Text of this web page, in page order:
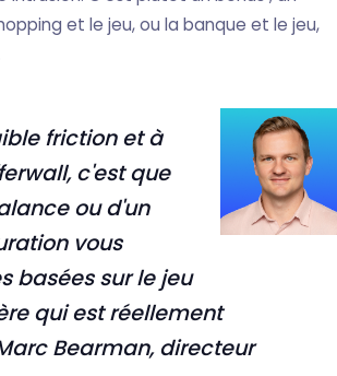
et le jeu, ou la banque et le jeu,
friction et à
c'est que
ou d'un
vous
basées sur le jeu
qui est réellement
Bearman, directeur